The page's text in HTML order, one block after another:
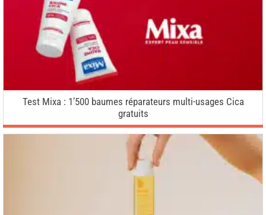
Test Mixa : 1’500 baumes réparateurs multi-usages Cica
gratuits